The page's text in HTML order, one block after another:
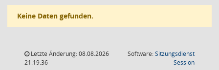
Keine Daten gefunden.
Letzte Änderung: 08.08.2026
21:19:36
Software:Sitzungsdienst
Session(Wird in